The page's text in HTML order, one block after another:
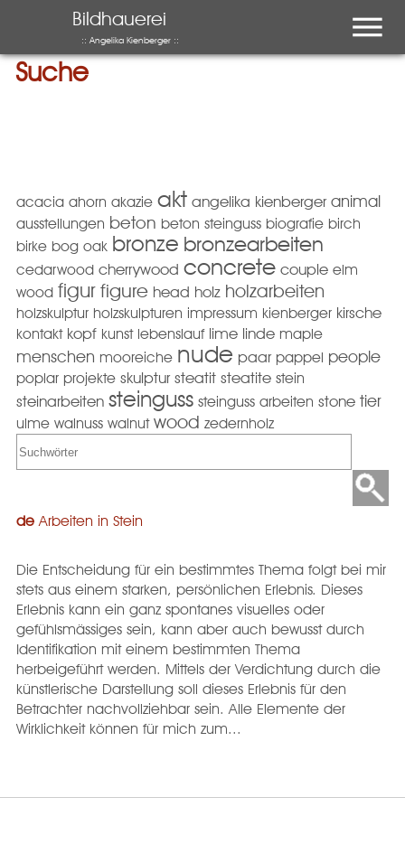
Bildhauerei
:: Angelika Kienberger ::
Suche
acacia ahorn akazie akt angelika kienberger animal
ausstellungen beton beton steinguss biografie birch
birke bog oak bronze bronzearbeiten
cedarwood cherrywood concrete couple elm
wood figur figure head holz holzarbeiten
holzskulptur holzskulpturen impressum kienberger kirsche
kontakt kopf kunst lebenslauf lime linde maple
menschen mooreiche nude paar pappel people
poplar projekte skulptur steatit steatite stein
steinarbeiten steinguss steinguss arbeiten stone tier
ulme walnuss walnut wood zedernholz
de Arbeiten in Stein
Die Entscheidung für ein bestimmtes Thema folgt bei mir
stets aus einem starken, persönlichen Erlebnis. Dieses
Erlebnis kann ein ganz spontanes visuelles oder
gefühlsmässiges sein, kann aber auch bewusst durch
Identifikation mit einem bestimmten Thema
herbeigeführt werden. Mittels der Verdichtung durch die
künstlerische Darstellung soll dieses Erlebnis für den
Betrachter nachvollziehbar sein. Alle Elemente der
Wirklichkeit können für mich zum...